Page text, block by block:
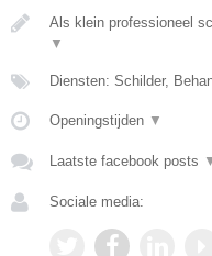
Als klein professioneel
▼
Diensten: Schilder,
Openingstijden ▼
Laatste facebook posts
Sociale media: